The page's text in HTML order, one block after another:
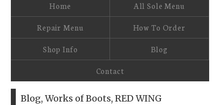
Home All Sole Menu
Repair Menu How To Order
Shop Info Blog
Contact
Blog,Works of Boots,RED WING